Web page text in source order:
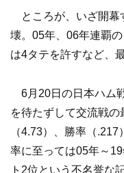
ところが、いざ開幕
壊。05年、06年連覇
は4タテを許すなど、
6月20日の日本ハム
を待たずして交流戦
（4.73）、勝率（
率に至っては05年～
ト2位という不名誉な